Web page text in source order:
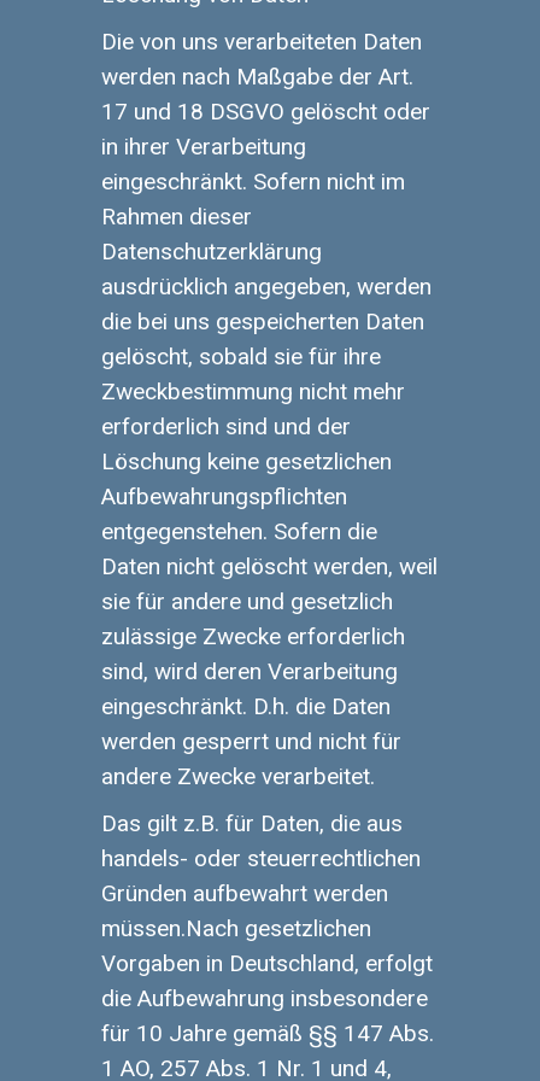
Die von uns verarbeiteten Daten
werden nach Maßgabe der Art.
17 und 18 DSGVO gelöscht oder
in ihrer Verarbeitung
eingeschränkt. Sofern nicht im
Rahmen dieser
Datenschutzerklärung
ausdrücklich angegeben, werden
die bei uns gespeicherten Daten
gelöscht, sobald sie für ihre
Zweckbestimmung nicht mehr
erforderlich sind und der
Löschung keine gesetzlichen
Aufbewahrungspflichten
entgegenstehen. Sofern die
Daten nicht gelöscht werden, weil
sie für andere und gesetzlich
zulässige Zwecke erforderlich
sind, wird deren Verarbeitung
eingeschränkt. D.h. die Daten
werden gesperrt und nicht für
andere Zwecke verarbeitet.
Das gilt z.B. für Daten, die aus
handels- oder steuerrechtlichen
Gründen aufbewahrt werden
müssen.Nach gesetzlichen
Vorgaben in Deutschland, erfolgt
die Aufbewahrung insbesondere
für 10 Jahre gemäß §§ 147 Abs.
1 AO, 257 Abs. 1 Nr. 1 und 4,